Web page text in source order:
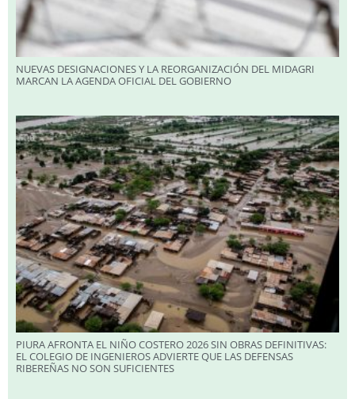
NUEVAS DESIGNACIONES Y LA REORGANIZACIÓN DEL MIDAGRI
MARCAN LA AGENDA OFICIAL DEL GOBIERNO
PIURA AFRONTA EL NIÑO COSTERO 2026 SIN OBRAS DEFINITIVAS:
EL COLEGIO DE INGENIEROS ADVIERTE QUE LAS DEFENSAS
RIBEREÑAS NO SON SUFICIENTES